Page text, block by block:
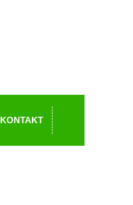
KONTAKT